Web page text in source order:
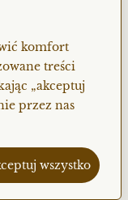
komfort
treści
„akceptuj
przez nas
wszystko
.
których
się na
nas
że
.